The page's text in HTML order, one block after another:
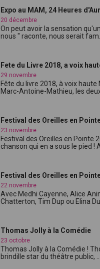
Expo au MAM, 24 Heures
20 décembre
On peut avoir la sensation
nous " raconte, nous serait fam...
Fete du Livre 2018, a voix
29 novembre
Fête du livre 2018, à voix haute
Marc-Antoine-Mathieu, les deux
Festival des Oreilles en
23 novembre
Festival des Oreilles en Pointe
chanson qui en a sous le pied !
Festival des Oreilles en
22 novembre
Avec Medhi Cayenne, Alice
Chatterton, Tim Dup ou Elina
Thomas Jolly à la Comédie
23 octobre
Thomas Jolly à la Comédie !
brindille star du théâtre public, ...